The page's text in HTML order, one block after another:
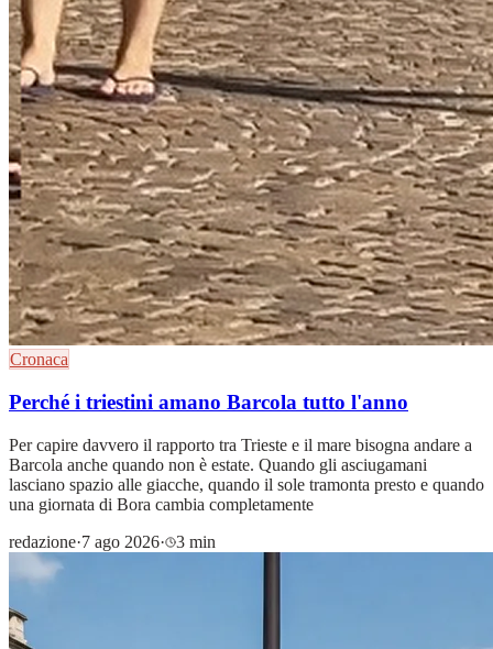
Cronaca
Perché i triestini amano Barcola tutto l'anno
Per capire davvero il rapporto tra Trieste e il mare bisogna andare a
Barcola anche quando non è estate. Quando gli asciugamani
lasciano spazio alle giacche, quando il sole tramonta presto e quando
una giornata di Bora cambia completamente
redazione·7 ago 2026· 3 min